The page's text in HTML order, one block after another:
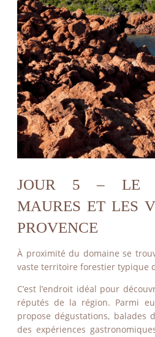
JOUR 5 – LE
MAURES ET LES
PROVENCE
À proximité du domaine se
vaste territoire forestier typique
C’est l’endroit idéal pour
réputés de la région. Parmi
propose dégustations, balades
des expériences